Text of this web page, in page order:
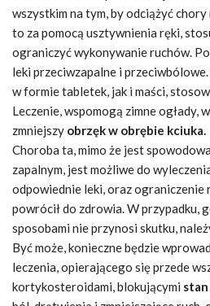
wszystkim na tym, by odciążyć
to za pomocą usztywnienia ręki,
ograniczyć wykonywanie ruchów.
leki przeciwzapalne i
w formie tabletek, jak i maści,
Leczenie, wspomogą zimne ogłady,
zmniejszy obrzęk w obrębie kciuka.
Choroba ta, mimo że jest
zapalnym, jest możliwe do
odpowiednie leki, oraz ograniczenie
powrócił do zdrowia. W przypadku,
sposobami nie przynosi skutku,
Być może, konieczne będzie
leczenia, opierającego się przede
kortykosteroidami, blokującymi